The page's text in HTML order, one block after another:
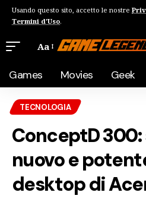
Usando questo sito, accetto le nostre
Termini d'Uso.
Aa
Games Movies Geek
TECNOLOGIA
ConceptD
nuovo e
desktop di